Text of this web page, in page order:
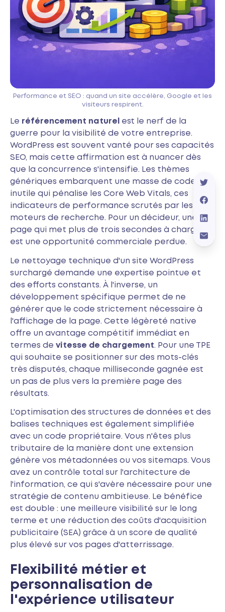
Performance et SEO : quand un site accélère, Google et les
visiteurs respirent.
Le référencement naturel
est le nerf de la
guerre pour la visibilité de votre entreprise.
WordPress est souvent vanté pour ses capacités
SEO, mais cette affirmation est à nuancer dès
que la concurrence s'intensifie. Les thèmes
génériques embarquent une masse de code
inutile qui pénalise les Core Web Vitals, ces
indicateurs de performance scrutés par les
moteurs de recherche. Pour un décideur, une
page qui met plus de trois secondes à charger
est une opportunité commerciale perdue.
Le nettoyage technique d'un site WordPress
surchargé demande une expertise pointue et
des efforts constants. À l'inverse, un
développement spécifique permet de ne
générer que le code strictement nécessaire à
l'affichage de la page. Cette légèreté native
offre un avantage compétitif immédiat en
termes de vitesse de chargement. Pour une TPE
qui souhaite se positionner sur des mots-clés
très disputés, chaque milliseconde gagnée est
un pas de plus vers la première page des
résultats.
L'optimisation des structures de données et des
balises techniques est également simplifiée
avec un code propriétaire. Vous n'êtes plus
tributaire de la manière dont une extension
génère vos métadonnées ou vos sitemaps. Vous
avez un contrôle total sur l'architecture de
l'information, ce qui s'avère nécessaire pour une
stratégie de contenu ambitieuse. Le bénéfice
est double : une meilleure visibilité sur le long
terme et une réduction des coûts d'acquisition
publicitaire (SEA) grâce à un score de qualité
plus élevé sur vos pages d'atterrissage.
Flexibilité métier et
personnalisation de
l'expérience utilisateur